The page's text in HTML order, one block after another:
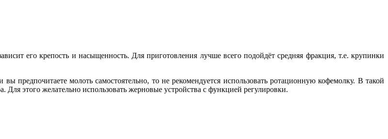
его крепость и насыщенность. Для приготовления лучше всего подойдёт средняя фракция, т.е. крупинки
предпочитаете молоть самостоятельно, то не рекомендуется использовать ротационную кофемолку. В такой
Для этого желательно использовать жерновые устройства с функцией регулировки.